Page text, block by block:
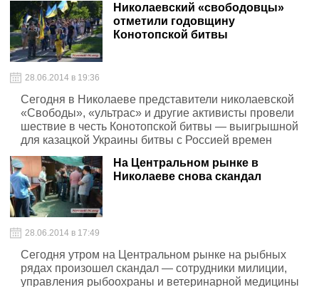
Николаевский «свободовцы»
отметили годовщину
Конотопской битвы
28.06.2014 в 19:36
Сегодня в Николаеве представители николаевской
«Свободы», «ультрас» и другие активисты провели
шествие в честь Конотопской битвы — выигрышной
для казацкой Украины битвы с Россией времен
гетмана Ивана Выговского.
На Центральном рынке в
Николаеве снова скандал
28.06.2014 в 17:49
Сегодня утром на Центральном рынке на рыбных
рядах произошел скандал — сотрудники милиции,
управления рыбоохраны и ветеринарной медицины